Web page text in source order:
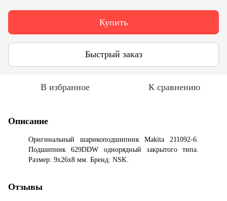
Купить
Быстрый заказ
В избранное К сравнению
Описание
Оригинальный шарикоподшипник Makita 211092-6.
Подшипник 629DDW однорядный закрытого типа.
Размер: 9x26x8 мм. Бренд: NSK.
Отзывы